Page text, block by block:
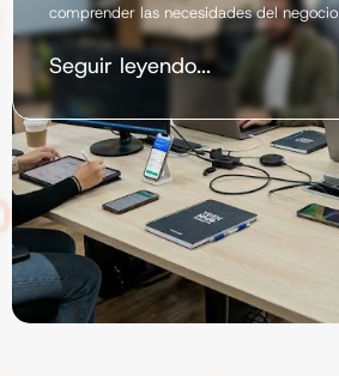
comprender las necesidades del negocio
Seguir leyendo...